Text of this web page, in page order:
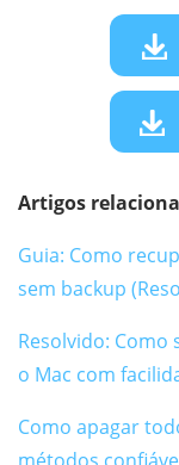
Artigos
Guia: Como
sem backup
Resolvido:
o Mac com
Como apagar